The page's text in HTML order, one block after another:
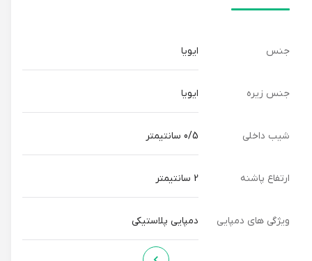
جنس
جنس زیره
شیب داخلی
ارتفاع پاشنه
ویژگی های دمپایی دمپایی پلاستیکی